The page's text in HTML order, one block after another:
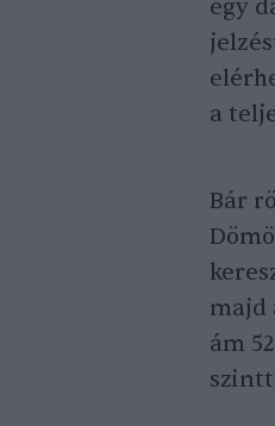
egy
a
Bár
majd
ám